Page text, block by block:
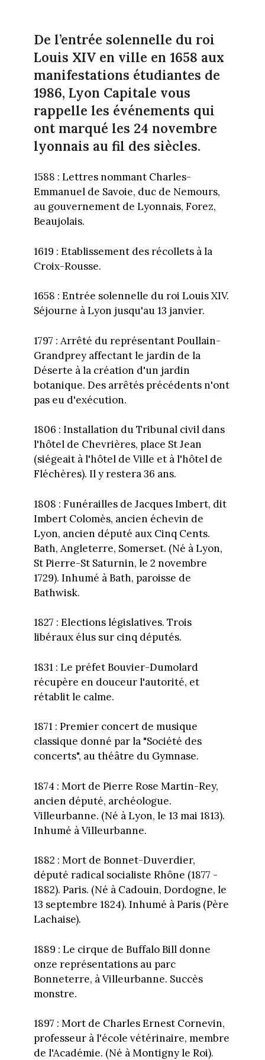
De l’entrée solennelle du roi
Louis XIV en ville en 1658 aux
manifestations étudiantes de
1986, Lyon Capitale vous
rappelle les événements qui
ont marqué les 24 novembre
lyonnais au fil des siècles.
1588 : Lettres nommant Charles-
Emmanuel de Savoie, duc de Nemours,
au gouvernement de Lyonnais, Forez,
Beaujolais.
1619 : Etablissement des récollets à la
Croix-Rousse.
1658 : Entrée solennelle du roi Louis XIV.
Séjourne à Lyon jusqu'au 13 janvier.
1797 : Arrêté du représentant Poullain-
Grandprey affectant le jardin de la
Déserte à la création d'un jardin
botanique. Des arrêtés précédents n'ont
pas eu d'exécution.
1806 : Installation du Tribunal civil dans
l'hôtel de Chevrières, place St Jean
(siégeait à l'hôtel de Ville et à l'hôtel de
Fléchères). Il y restera 36 ans.
1808 : Funérailles de Jacques Imbert, dit
Imbert Colomès, ancien échevin de
Lyon, ancien député aux Cinq Cents.
Bath, Angleterre, Somerset. (Né à Lyon,
St Pierre-St Saturnin, le 2 novembre
1729). Inhumé à Bath, paroisse de
Bathwisk.
1827 : Elections législatives. Trois
libéraux élus sur cinq députés.
1831 : Le préfet Bouvier-Dumolard
récupère en douceur l'autorité, et
rétablit le calme.
1871 : Premier concert de musique
classique donné par la "Société des
concerts", au théâtre du Gymnase.
1874 : Mort de Pierre Rose Martin-Rey,
ancien député, archéologue.
Villeurbanne. (Né à Lyon, le 13 mai 1813).
Inhumé à Villeurbanne.
1882 : Mort de Bonnet-Duverdier,
député radical socialiste Rhône (1877 -
1882). Paris. (Né à Cadouin, Dordogne, le
13 septembre 1824). Inhumé à Paris (Père
Lachaise).
1889 : Le cirque de Buffalo Bill donne
onze représentations au parc
Bonneterre, à Villeurbanne. Succès
monstre.
1897 : Mort de Charles Ernest Cornevin,
professeur à l'école vétérinaire, membre
de l'Académie. (Né à Montigny le Roi).